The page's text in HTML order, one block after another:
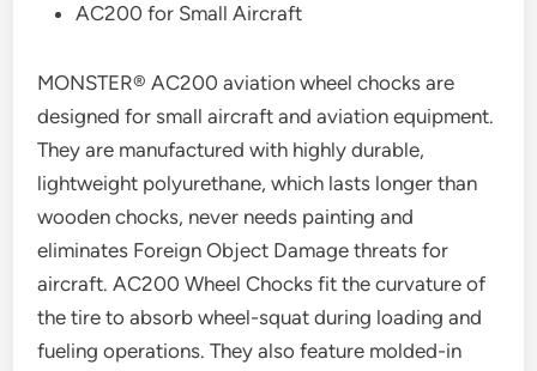
AC200 for Small Aircraft
MONSTER® AC200 aviation wheel chocks are
designed for small aircraft and aviation equipment.
They are manufactured with highly durable,
lightweight polyurethane, which lasts longer than
wooden chocks, never needs painting and
eliminates Foreign Object Damage threats for
aircraft. AC200 Wheel Chocks fit the curvature of
the tire to absorb wheel-squat during loading and
fueling operations. They also feature molded-in